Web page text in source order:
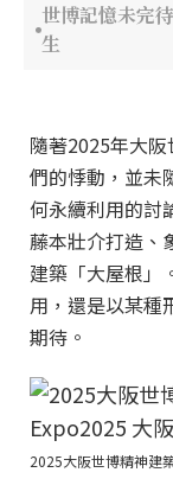
世博記憶未完
生
隨著2025年大
們的悸動，並未
何永續利用的討
藤本壯介打造、
建築「大屋根」
用，還是以某種
期待。
2025大阪世博精神建